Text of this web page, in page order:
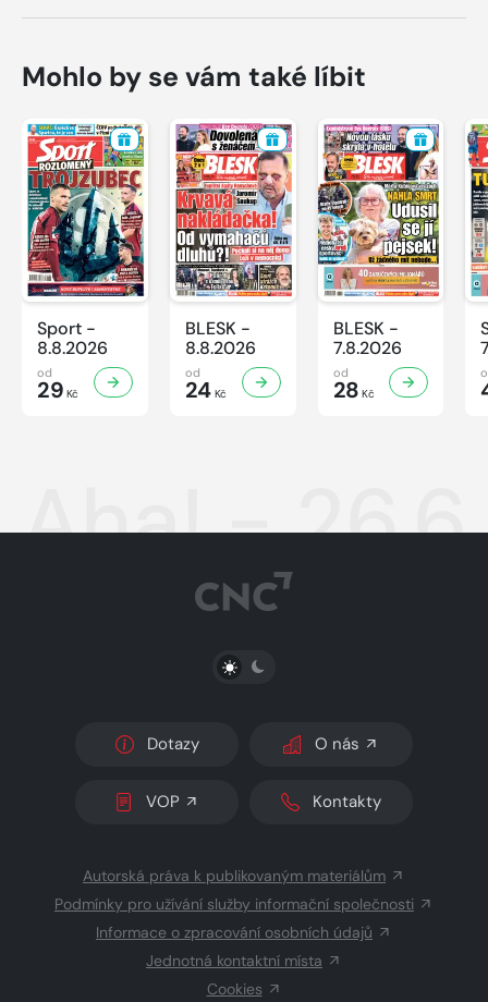
Mohlo by se vám také líbit
Sport -
8.8.2026
od
29 Kč
BLESK -
8.8.2026
od
24Kč
BLESK -
7.8.2026
od
28 Kč
Aha! -
PŘEPNOUT SVĚTLÝ/TMAVÝ REŽIM
Dotazy O nás
VOP Kontakty
Autorská práva k publikovaným materiálům
Podmínky pro užívání služby informační společnosti
Informace o zpracování osobních údajů
Jednotná kontaktní místa
Cookies